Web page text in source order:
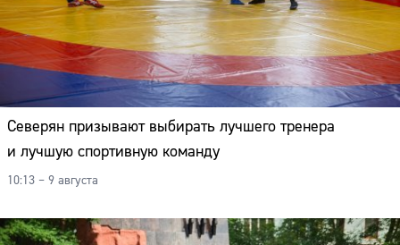
Северян призывают выбирать лучшего тренера
и лучшую спортивную команду
10:13 – 9 августа